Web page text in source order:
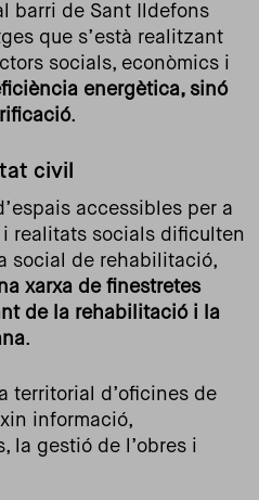
barri de Sant Ildefons
que s’està realitzant
socials, econòmics i
energètica, sinó
.
civil
accessibles per a
i realitats socials dificulten
social de rehabilitació,
xarxa de finestretes
de la rehabilitació i la
.
territorial d’oficines de
informació,
la gestió de l’obres i